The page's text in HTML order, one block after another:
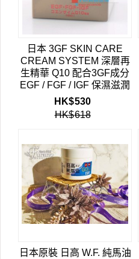
日本 3GF SKIN CARE
CREAM SYSTEM 深層再
生精華 Q10 配合3GF成分
EGF / FGF / IGF 保濕滋潤
除皺修復疤痕 50g 深層再
生乳霜
HK$530
HK$618
日本原裝 日高 W.F. 純馬油